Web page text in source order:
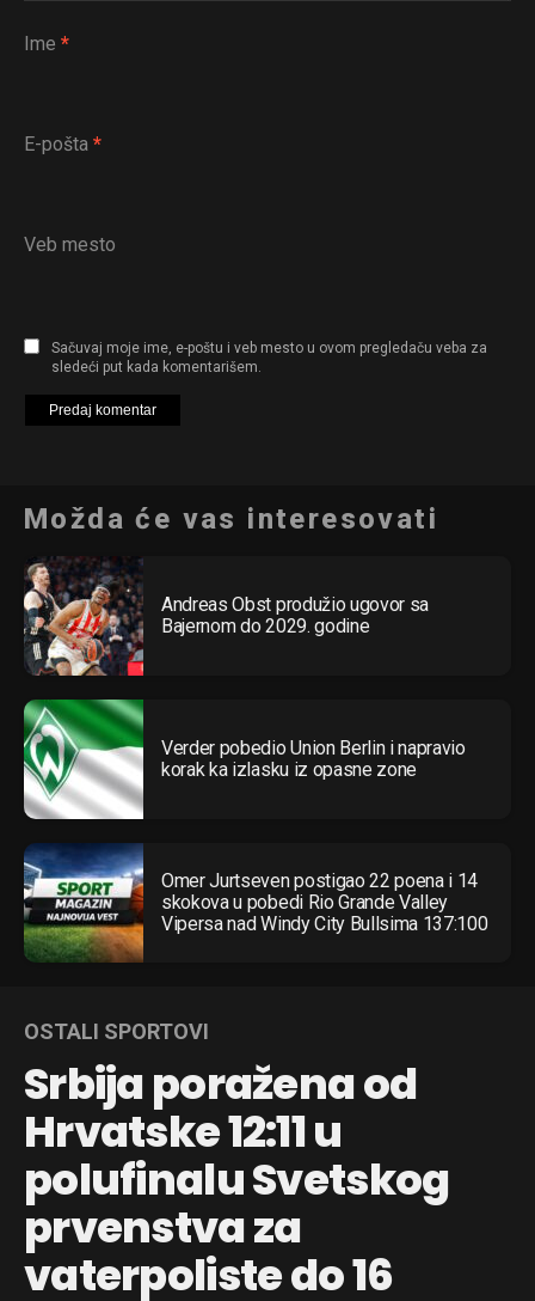
Ime *
E-pošta *
Veb mesto
Sačuvaj moje ime, e-poštu i veb mesto u ovom pregledaču veba za
sledeći put kada komentarišem.
Možda će vas interesovati
Andreas Obst produžio ugovor sa
Bajernom do 2029. godine
Verder pobedio Union Berlin i napravio
korak ka izlasku iz opasne zone
Omer Jurtseven postigao 22 poena i 14
skokova u pobedi Rio Grande Valley
Vipersa nad Windy City Bullsima 137:100
OSTALI SPORTOVI
Srbija poražena od
Hrvatske 12:11 u
polufinalu Svetskog
prvenstva za
vaterpoliste do 16